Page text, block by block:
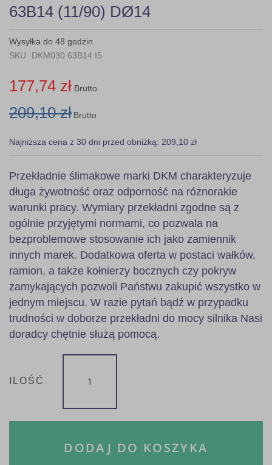
the
beginning
the
images
63B14 (11/90) DØ14
Wysyłka do 48 godzin
SKU
DKM030 63B14 I5
177,74 zł Brutto
209,10 zł Brutto
Najniższa cena z 30 dni przed obniżką: 209,10 zł
Przekładnie ślimakowe marki DKM charakteryzuje
długa żywotność oraz odporność na różnorakie
warunki pracy. Wymiary przekładni zgodne są z
ogólnie przyjętymi normami, co pozwala na
bezproblemowe stosowanie ich jako zamiennik
innych marek. Dodatkowa oferta w postaci wałków,
ramion, a także kołnierzy bocznych czy pokryw
zamykających pozwoli Państwu zakupić wszystko w
jednym miejscu. W razie pytań bądź w przypadku
trudności w doborze przekładni do mocy silnika Nasi
doradcy chętnie służą pomocą.
ILOŚĆ
DODAJ DO KOSZYKA